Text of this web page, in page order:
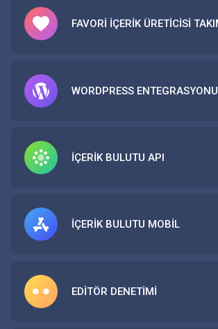
FAVORİ İÇERİK ÜRETİCİSİ
WORDPRESS ENTEGRASYONU
İÇERİK BULUTU API
İÇERİK BULUTU MOBİL
EDİTÖR DENETİMİ